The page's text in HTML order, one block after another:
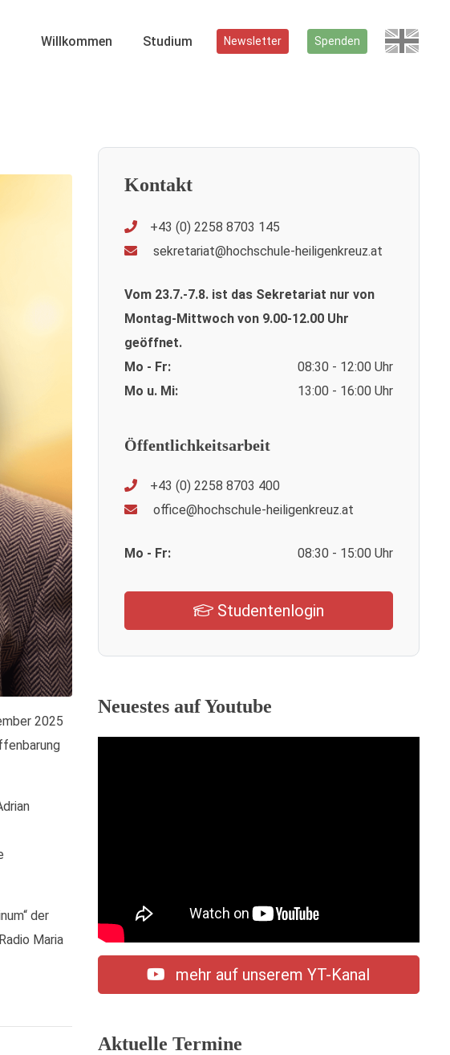
Willkommen Studium Newsletter Spenden
2025
der
Maria
Kontakt
+43 (0) 2258 8703 145
sekretariat@hochschule-heiligenkreuz.at
Vom 23.7.-7.8. ist das Sekretariat nur von
Montag-Mittwoch von 9.00-12.00 Uhr
geöffnet.
Mo - Fr:
08:30 - 12:00 Uhr
Mo u. Mi:
13:00 - 16:00 Uhr
Öffentlichkeitsarbeit
+43 (0) 2258 8703 400
office@hochschule-heiligenkreuz.at
Mo - Fr: 08:30 - 15:00 Uhr
Studentenlogin
Neuestes auf Youtube
mehr auf unserem YT-Kanal
Aktuelle Termine